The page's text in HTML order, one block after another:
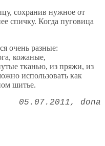
сохранив нужное от
спичку. Когда пуговица
очень разные:
кожаные,
тканью, из пряжи, из
использовать как
шитье.
05.07.2011 dona